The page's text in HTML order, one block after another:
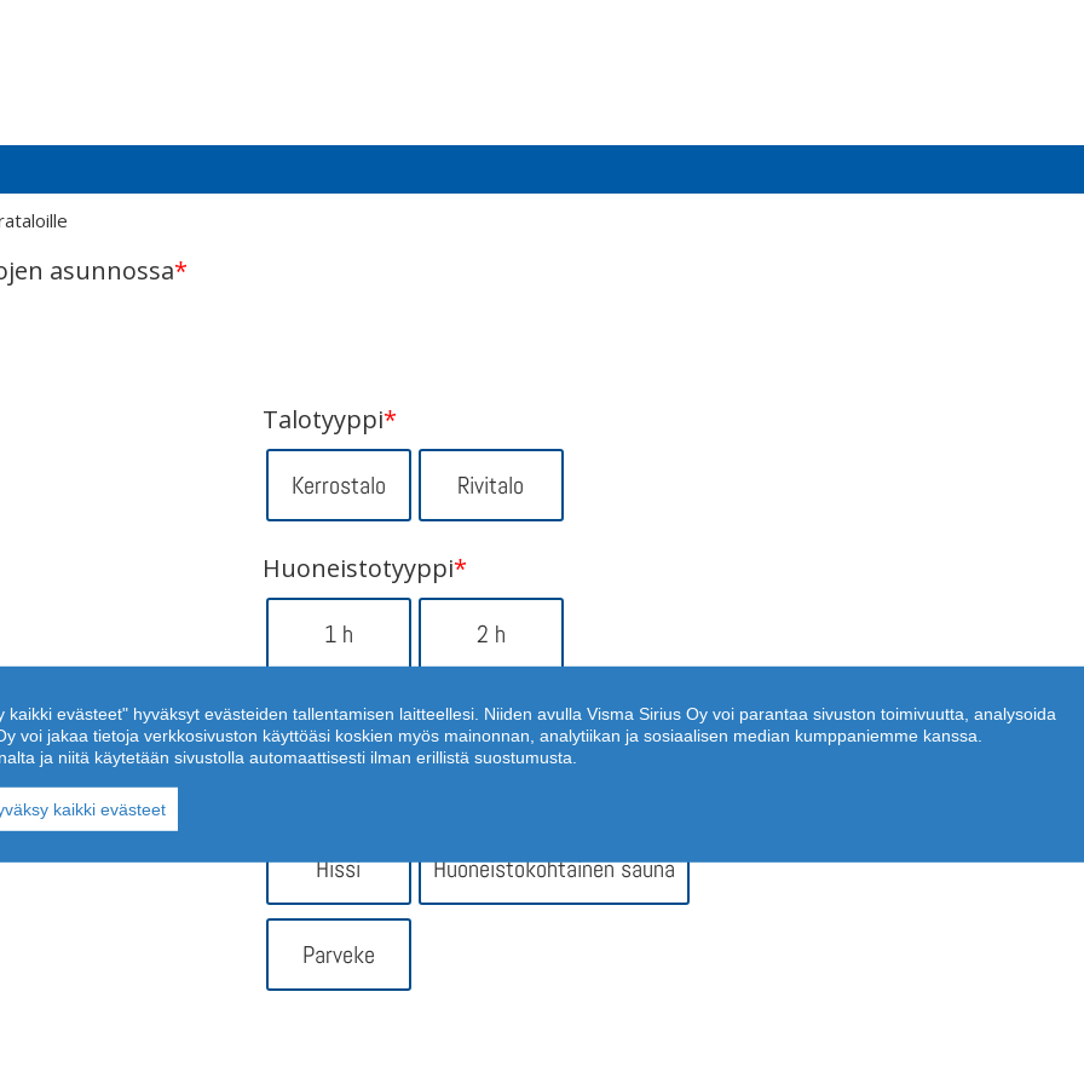
evästeet" hyväksyt evästeiden tallentamisen laitteellesi. Niiden avulla Visma Sirius Oy voi parantaa sivuston toimivuutta, analysoida
voi jakaa tietoja verkkosivuston käyttöäsi koskien myös mainonnan, analytiikan ja sosiaalisen median kumppaniemme kanssa.
ja niitä käytetään sivustolla automaattisesti ilman erillistä suostumusta.
kaikki evästeet
asunnossa*
Talotyyppi*
Kerrostalo Rivitalo
Huoneistotyyppi*
1 h 2 h
3 h 4 h
Hissi Huoneistokohtainen sauna
Parveke